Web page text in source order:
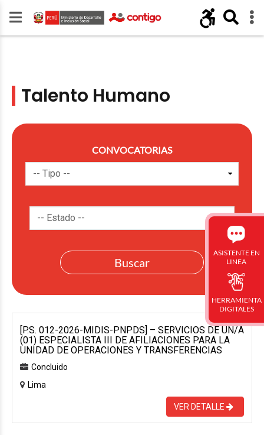
Talento Humano
CONVOCATORIAS
[P.S. 012-2026-MIDIS-PNPDS] – SERVICIOS DE UN/A
(01) ESPECIALISTA III DE AFILIACIONES PARA LA
UNIDAD DE OPERACIONES Y TRANSFERENCIAS
Concluido
Lima
VER DETALLE
ASISTENTE EN
LINEA
HERRAMIENTA
DIGITALES